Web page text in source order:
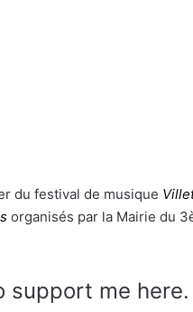
du festival de musique
organisés par la Mairie du
support me here.